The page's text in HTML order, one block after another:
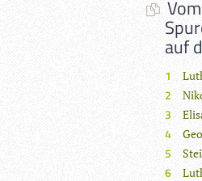
auf